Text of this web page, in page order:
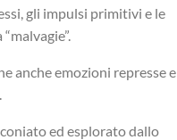
gli impulsi primitivi e le
anche emozioni represse e
ed esplorato dallo